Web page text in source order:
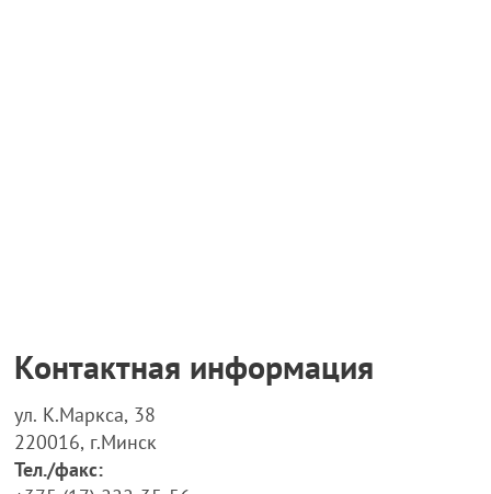
Контактная информация
ул. К.Маркса, 38
220016, г.Минск
Тел./факс: